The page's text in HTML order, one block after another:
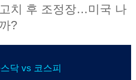
치 후 조정장…미국 나
?
닥 vs 코스피